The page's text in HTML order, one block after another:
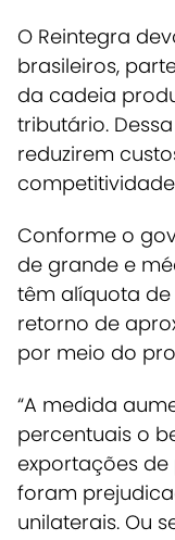
O Reintegra
brasileiros,
da cadeia
tributário.
reduzirem
Conforme o
de grande e
têm alíquota de
retorno de
por meio do
“A medida
percentuais o
exportações
foram
unilaterais. Ou